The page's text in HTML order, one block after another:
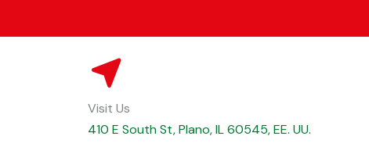
Visit Us
410 E South St, Plano, IL 60545, EE. UU.